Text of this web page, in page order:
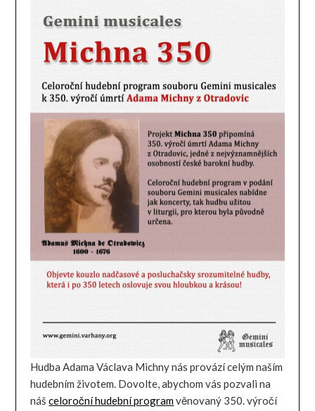
Hudba Adama Václava Michny nás provází celým naším
hudebním životem. Dovolte, abychom vás pozvali na
nášceloroční hudební programvěnovaný 350. výročí